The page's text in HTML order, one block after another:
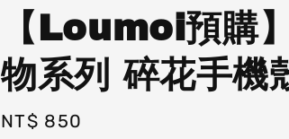
【Loumoi預購
物系列 碎花手機
Regular
NT$ 850